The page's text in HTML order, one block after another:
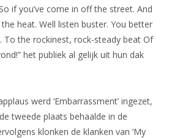
if you’ve come in off the street. And
heat. Well listen buster. You better
the rockinest, rock-steady beat Of
het publiek al gelijk uit hun dak
werd ‘Embarrassment’ ingezet,
tweede plaats behaalde in de
klonken de klanken van ‘My